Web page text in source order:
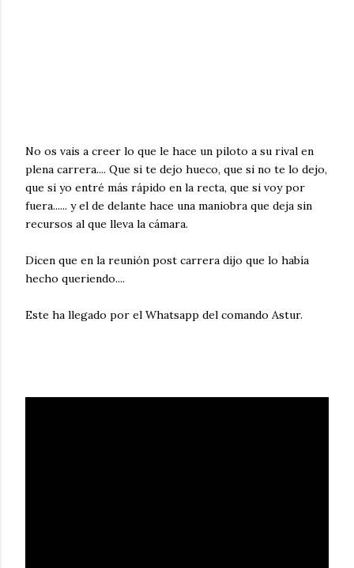
No os vais a creer lo que le hace un piloto a su rival en
plena carrera.... Que si te dejo hueco, que si no te lo dejo,
que si yo entré más rápido en la recta, que si voy por
fuera...... y el de delante hace una maniobra que deja sin
recursos al que lleva la cámara.
Dicen que en la reunión post carrera dijo que lo había
hecho queriendo....
Este ha llegado por el Whatsapp del comando Astur.